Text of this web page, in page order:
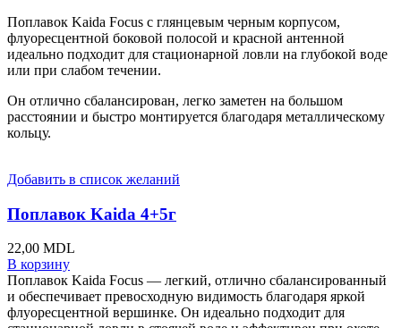
Поплавок Kaida Focus с глянцевым черным корпусом,
флуоресцентной боковой полосой и красной антенной
идеально подходит для стационарной ловли на глубокой воде
или при слабом течении.
Он отлично сбалансирован, легко заметен на большом
расстоянии и быстро монтируется благодаря металлическому
кольцу.
Добавить в список желаний
Поплавок Kaida 4+5г
22,00 MDL
В корзину
Поплавок Kaida Focus — легкий, отлично сбалансированный
и обеспечивает превосходную видимость благодаря яркой
флуоресцентной вершинке. Он идеально подходит для